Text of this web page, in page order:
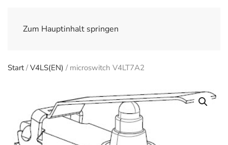
Zum Hauptinhalt springen
Start/V4LS(EN) / microswitch V4LT7A2